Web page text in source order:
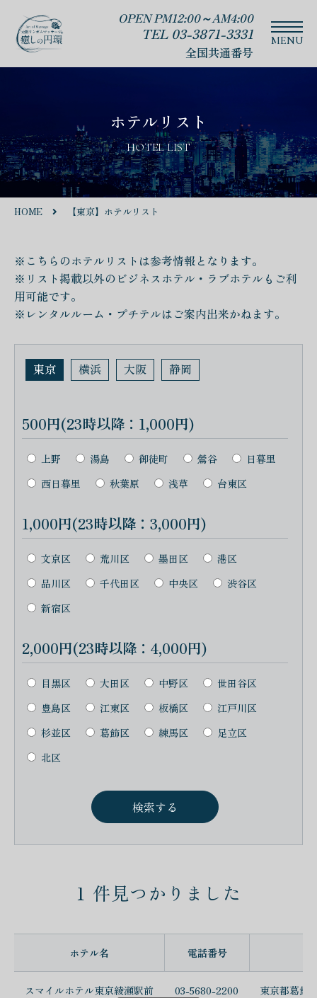
OPEN PM12:00～AM4:00
TEL 03-3871-3331
全国共通番号
ホテルリスト
HOTEL LIST
HOME 【東京】ホテルリスト
※こちらのホテルリストは参考情報となります。
※リスト掲載以外のビジネスホテル・ラブホテルもご利
用可能です。
※レンタルルーム・プチテルはご案内出来かねます。
東京 横浜 大阪 静岡
500円(23時以降：1,000円)
上野 湯島 御徒町 鶯谷
日暮里
西日暮里
秋葉原 浅草 台東区
1,000円(23時以降：3,000円)
文京区 荒川区 墨田区
港区
品川区
千代田区 中央区
渋谷区
新宿区
2,000円(23時以降：4,000円)
目黒区 大田区 中野区
世田谷区
豊島区
江東区 板橋区
江戸川区
杉並区
葛飾区 練馬区
足立区
北区
1 件見つかりました
ホテル名 電話番号
スマイルホテル東京綾瀬駅前 03-5680-2200 東京都葛飾